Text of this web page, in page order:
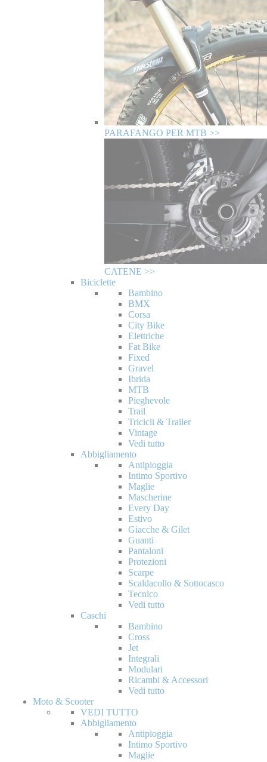
PARAFANGO PER MTB >>
CATENE >>
Biciclette
Bambino
BMX
Corsa
City Bike
Elettriche
Fat Bike
Fixed
Gravel
Ibrida
MTB
Pieghevole
Trail
Tricicli & Trailer
Vintage
Vedi tutto
Abbigliamento
Antipioggia
Intimo Sportivo
Maglie
Mascherine
Every Day
Estivo
Giacche & Gilet
Guanti
Pantaloni
Protezioni
Scarpe
Scaldacollo & Sottocasco
Tecnico
Vedi tutto
Caschi
Bambino
Cross
Jet
Integrali
Modulari
Ricambi & Accessori
Vedi tutto
Moto & Scooter
VEDI TUTTO
Abbigliamento
Antipioggia
Intimo Sportivo
Maglie